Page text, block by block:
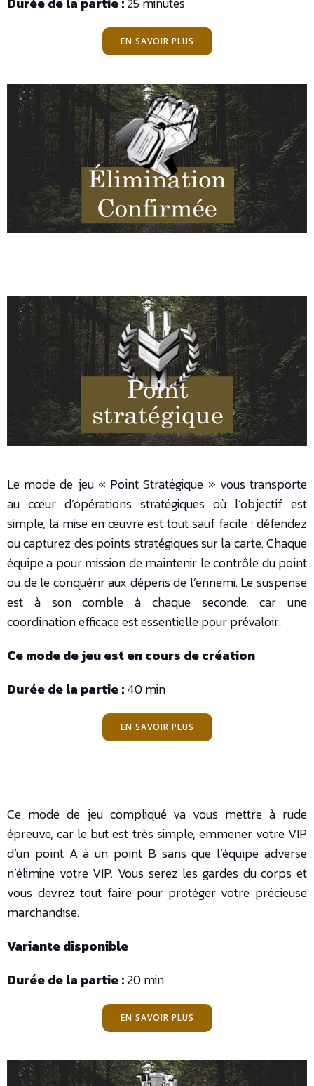
EN SAVOIR PLUS
Le mode de jeu « Point Stratégique » vous transporte
au cœur d’opérations stratégiques où l’objectif est
simple, la mise en œuvre est tout sauf facile : défendez
ou capturez des points stratégiques sur la carte. Chaque
équipe a pour mission de maintenir le contrôle du point
ou de le conquérir aux dépens de l’ennemi. Le suspense
est à son comble à chaque seconde, car une
coordination efficace est essentielle pour prévaloir.
Ce mode de jeu est en cours de création
Durée de la partie :40 min
EN SAVOIR PLUS
Ce mode de jeu compliqué va vous mettre à rude
épreuve, car le but est très simple, emmener votre VIP
d’un point A à un point B sans que l’équipe adverse
n’élimine votre VIP. Vous serez les gardes du corps et
vous devrez tout faire pour protéger votre précieuse
marchandise.
Variante disponible
Durée de la partie :20 min
EN SAVOIR PLUS